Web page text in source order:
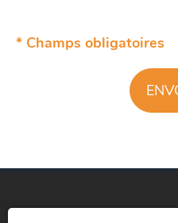
* Champs obligatoires